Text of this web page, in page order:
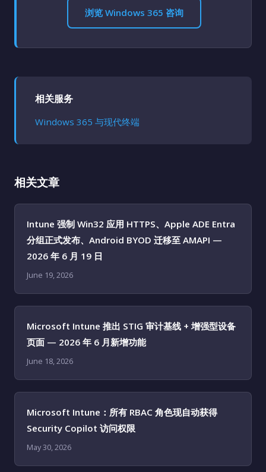
浏览 Windows 365 咨询
相关服务
Windows 365 与现代终端
相关文章
Intune 强制 Win32 应用 HTTPS、Apple ADE Entra
分组正式发布、Android BYOD 迁移至 AMAPI —
2026 年 6 月 19 日
June 19, 2026
Microsoft Intune 推出 STIG 审计基线 + 增强型设备
页面 — 2026 年 6 月新增功能
June 18, 2026
Microsoft Intune：所有 RBAC 角色现自动获得
Security Copilot 访问权限
May 30, 2026